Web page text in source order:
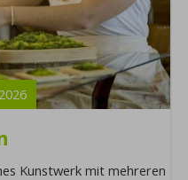
2026
Kunstwerk mit mehreren